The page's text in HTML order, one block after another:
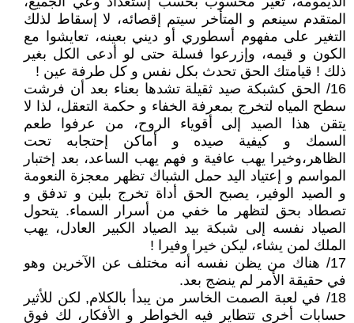
المتقدم سينعم و المتأخر سيتم إقصائه، لا إسقاط لذلك
التغير على مفهوم أسطوري أو ديني بعينه، تعايشوا مع
الكون و قيمه، وإزرعوا فسلة حتى لو أدعى الكل بغير
ذلك ! قيامتك الحق تحدث بكل نفس و كل طرفة عين !
16/ الحق كشبكة صيد ثقيلة تشدها بعناء بعد أن فرشت
سطح المياه لتخرج بمعرفة الخفاء و حكمة التعقل، لذا لا
يتقن هذا الصيد إلى أقوياء الروح، من عرفوا طعم
السمك و كيفية صيده و أماكن إحتجابه تحت
الظاهر،وخيرا يهب عافية و فهم يهب الساعد، بعد إختبار
المواسم و إعتياد اليد حمل الشباك تظهر معجزة النعومة
و الصيد الوفير، يصبح الحق أداة تخرج بلين و تدفق و
تصطاد بحق لتظهر ما خفي من أسرار السماء. يتحول
الصياد نفسه إلى شبكة بيد الصياد الكبير العادل، يهب
الملك لمن يشاء، ليكن خيرا وفيرا !
17/ هناك من يظن نفسه أنه مختلف عن الآخرين وهو
في حقيقة الأمر لم ينضج بعد.
18/ في لعبة الصمت الخاسر من يبدأ بالكلام, لكن للأثير
حسابات أخرى تتطاير فيه الخواطر و الأفكار، لك فوق